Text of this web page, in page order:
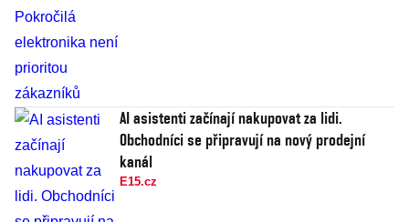
AI asistenti začínají nakupovat za lidi.
Obchodníci se připravují na nový prodejní
kanál
E15.cz